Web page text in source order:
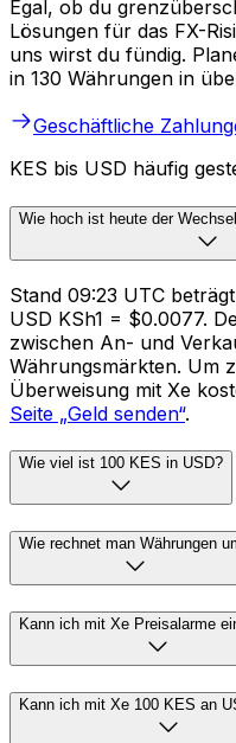
Egal, ob du
Lösungen für das FX-
uns wirst du fündig.
in 130 Währungen in
Geschäftliche
KES bis USD häufig
Wie hoch ist heute der
Stand 09:23 UTC
USD KSh1 = $0.0077.
zwischen An- und
Währungsmärkten. Um
Überweisung mit Xe
Seite „Geld senden“.
Wie viel ist 100 KES in USD?
Wie rechnet man Währungen
Kann ich mit Xe Preisalarme
Kann ich mit Xe 100 KES an